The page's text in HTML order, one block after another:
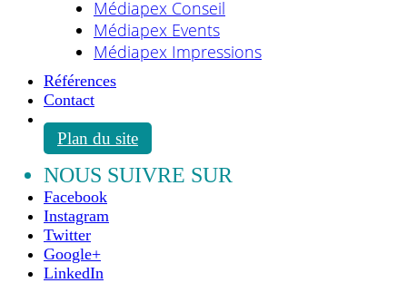
Médiapex Conseil
Médiapex Events
Médiapex Impressions
Références
Contact
Plan du site
NOUS SUIVRE SUR
Facebook
Instagram
Twitter
Google+
LinkedIn